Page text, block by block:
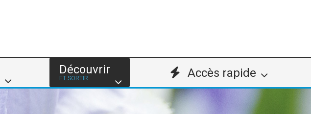
Découvrir
ET SORTIR Accès rapide